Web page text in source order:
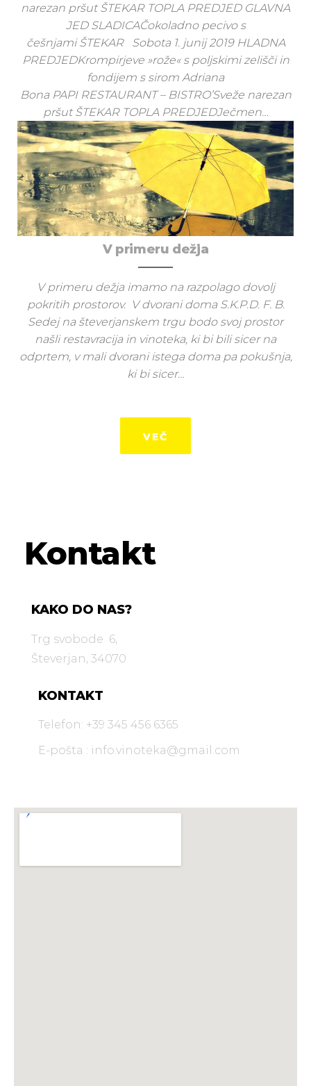
narezan pršut ŠTEKAR TOPLA PREDJED GLAVNA
JED SLADICAČokoladno pecivo s
češnjami ŠTEKAR Sobota 1. junij 2019 HLADNA
PREDJEDKrompirjeve »rože« s poljskimi zelišči in
fondijem s sirom Adriana
Bona PAPI RESTAURANT – BISTRO’Sveže narezan
pršut ŠTEKAR TOPLA PREDJEDJečmen…
V primeru dežja
V primeru dežja imamo na razpolago dovolj
pokritih prostorov. V dvorani doma S.K.P.D. F. B.
Sedej na števerjanskem trgu bodo svoj prostor
našli restavracija in vinoteka, ki bi bili sicer na
odprtem, v mali dvorani istega doma pa pokušnja,
ki bi sicer…
VEČ
Kontakt
KAKO DO NAS?
Trg svobode 6,
Števerjan, 34070
KONTAKT
Telefon: +39 345 456 6365
E-pošta : info.vinoteka@gmail.com